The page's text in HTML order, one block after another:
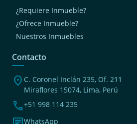
¿Requiere Inmueble?
¿Ofrece Inmueble?
Nuestros Inmuebles
Contacto
location_on C. Coronel Inclán 235, Of. 211
Miraflores 15074, Lima, Perú
phone+51 998 114 235
WhatsApp